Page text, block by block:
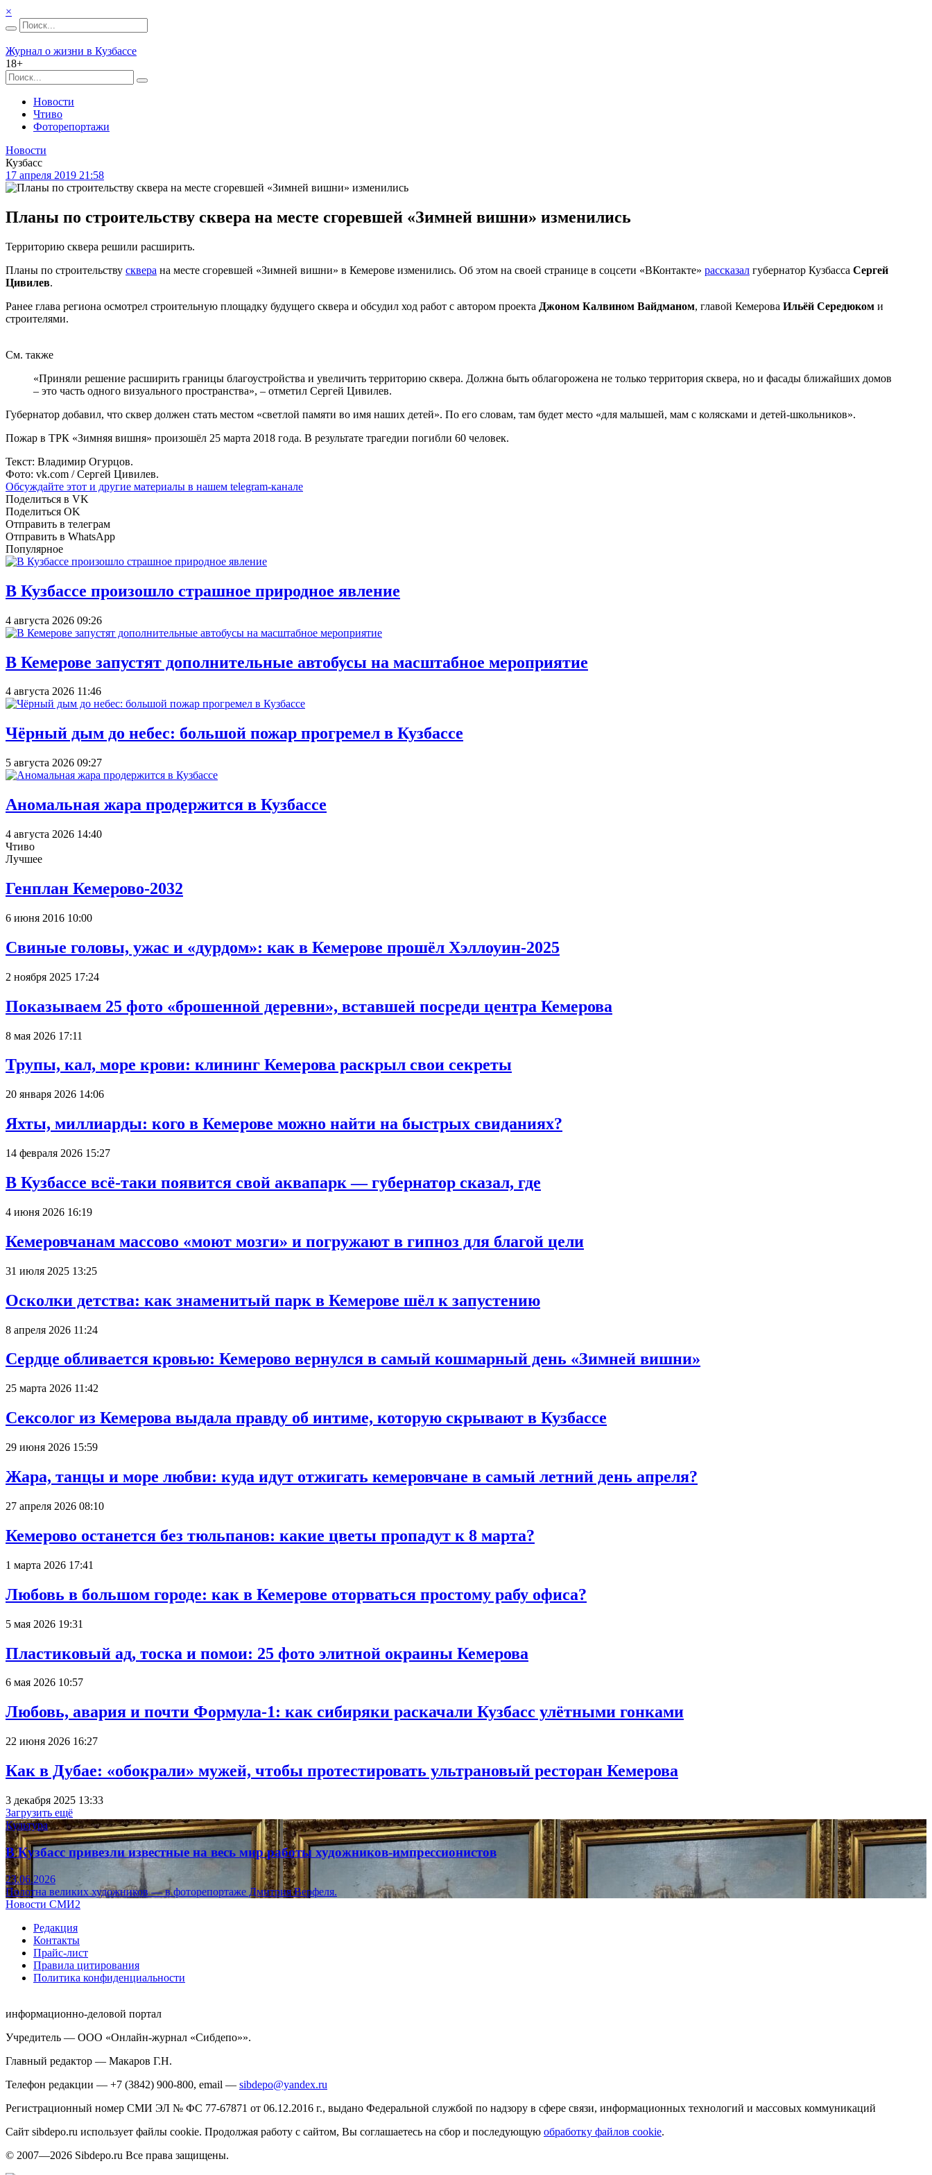
×
Журнал о жизни в Кузбассе
18+
Новости
Чтиво
Фоторепортажи
Новости
Кузбасс
17 апреля 2019 21:58
Планы по строительству сквера на месте сгоревшей «Зимней вишни» изменились
Территорию сквера решили расширить.
Планы по строительству сквера на месте сгоревшей «Зимней вишни» в Кемерове изменились. Об этом на своей странице в соцсети «ВКонтакте» рассказал губернатор Кузбасса Сергей
Цивилев.
Ранее глава региона осмотрел строительную площадку будущего сквера и обсудил ход работ с автором проекта Джоном Калвином Вайдманом, главой Кемерова Ильёй Середюком и
строителями.
См. также
«Приняли решение расширить границы благоустройства и увеличить территорию сквера. Должна быть облагорожена не только территория сквера, но и фасады ближайших домов
– это часть одного визуального пространства», – отметил Сергей Цивилев.
Губернатор добавил, что сквер должен стать местом «светлой памяти во имя наших детей». По его словам, там будет место «для малышей, мам с колясками и детей-школьников».
Пожар в ТРК «Зимняя вишня» произошёл 25 марта 2018 года. В результате трагедии погибли 60 человек.
Текст: Владимир Огурцов.
Фото: vk.com / Сергей Цивилев.
Обсуждайте этот и другие материалы в нашем telegram-канале
Поделиться в VK
Поделиться OK
Отправить в телеграм
Отправить в WhatsApp
Популярное
В Кузбассе произошло страшное природное явление
4 августа 2026 09:26
В Кемерове запустят дополнительные автобусы на масштабное мероприятие
4 августа 2026 11:46
Чёрный дым до небес: большой пожар прогремел в Кузбассе
5 августа 2026 09:27
Аномальная жара продержится в Кузбассе
4 августа 2026 14:40
Чтиво
Лучшее
Генплан Кемерово-2032
6 июня 2016 10:00
Свиные головы, ужас и «дурдом»: как в Кемерове прошёл Хэллоуин-2025
2 ноября 2025 17:24
Показываем 25 фото «брошенной деревни», вставшей посреди центра Кемерова
8 мая 2026 17:11
Трупы, кал, море крови: клининг Кемерова раскрыл свои секреты
20 января 2026 14:06
Яхты, миллиарды: кого в Кемерове можно найти на быстрых свиданиях?
14 февраля 2026 15:27
В Кузбассе всё-таки появится свой аквапарк — губернатор сказал, где
4 июня 2026 16:19
Кемеровчанам массово «моют мозги» и погружают в гипноз для благой цели
31 июля 2025 13:25
Осколки детства: как знаменитый парк в Кемерове шёл к запустению
8 апреля 2026 11:24
Сердце обливается кровью: Кемерово вернулся в самый кошмарный день «Зимней вишни»
25 марта 2026 11:42
Сексолог из Кемерова выдала правду об интиме, которую скрывают в Кузбассе
29 июня 2026 15:59
Жара, танцы и море любви: куда идут отжигать кемеровчане в самый летний день апреля?
27 апреля 2026 08:10
Кемерово останется без тюльпанов: какие цветы пропадут к 8 марта?
1 марта 2026 17:41
Любовь в большом городе: как в Кемерове оторваться простому рабу офиса?
5 мая 2026 19:31
Пластиковый ад, тоска и помои: 25 фото элитной окраины Кемерова
6 мая 2026 10:57
Любовь, авария и почти Формула-1: как сибиряки раскачали Кузбасс улётными гонками
22 июня 2026 16:27
Как в Дубае: «обокрали» мужей, чтобы протестировать ультрановый ресторан Кемерова
3 декабря 2025 13:33
Загрузить ещё
Культура
В Кузбасс привезли известные на весь мир работы художников-импрессионистов
23.06.2026
Полотна великих художников — в фоторепортаже Дмитрия Верфеля.
Новости СМИ2
Редакция
Контакты
Прайс-лист
Правила цитирования
Политика конфиденциальности
информационно-деловой портал
Учредитель — ООО «Онлайн-журнал «Сибдепо»».
Главный редактор — Макаров Г.Н.
Телефон редакции — +7 (3842) 900-800, email — sibdepo@yandex.ru
Регистрационный номер СМИ ЭЛ № ФС 77-67871 от 06.12.2016 г., выдано Федеральной службой по надзору в сфере связи, информационных технологий и массовых коммуникаций
Сайт sibdepo.ru использует файлы cookie. Продолжая работу с сайтом, Вы соглашаетесь на сбор и последующую обработку файлов cookie.
© 2007—2026 Sibdepo.ru Все права защищены.